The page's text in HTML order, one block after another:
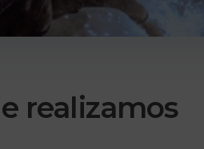
realizamos